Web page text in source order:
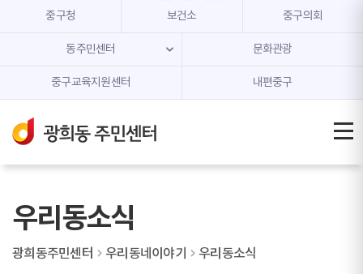
본문 내용 바로가기
주메뉴 바로가기
중구청 보건소 중구의회
동주민센터 문화관광
중구교육지원센터 내편중구
우리동소식
광희동주민센터 우리동네이야기 우리동소식